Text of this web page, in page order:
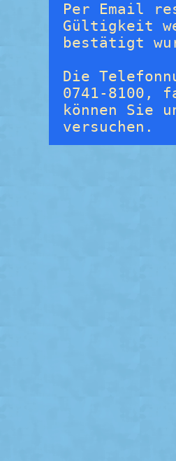
Per Email
Gültigkeit
bestätigt
Die
0741-
können Sie
versuchen.